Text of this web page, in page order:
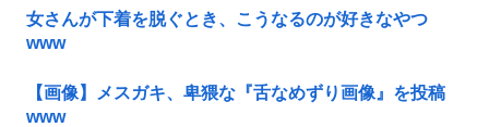
女さんが下着を脱ぐとき、こうなるのが好きなやつ
www
【画像】メスガキ、卑猥な『舌なめずり画像』を投稿
www